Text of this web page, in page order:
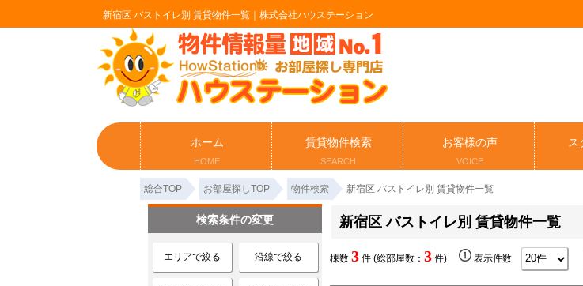
新宿区 バストイレ別 賃貸物件一覧｜株式会社ハウステーション
ホーム
HOME
賃貸物件検索
SEARCH
お客様の声
VOICE
ス
総合TOP お部屋探しTOP 物件検索 新宿区 バストイレ別 賃貸物件一覧
新宿区 バストイレ別 賃貸物件一覧
棟数 3 件 (総部屋数： 3 件) 表示件数
検索条件の変更
エリアで絞る 沿線で絞る